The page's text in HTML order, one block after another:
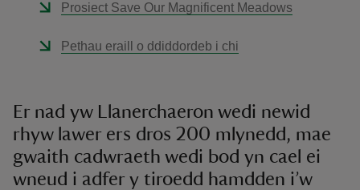
Prosiect Save Our Magnificent Meadows
Pethau eraill o ddiddordeb i chi
Er nad yw Llanerchaeron wedi newid
rhyw lawer ers dros 200 mlynedd, mae
gwaith cadwraeth wedi bod yn cael ei
wneud i adfer y tiroedd hamdden i’w